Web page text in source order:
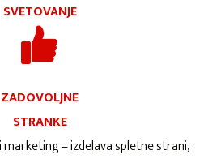
SVETOVANJE
ZADOVOLJNE
STRANKE
– izdelava spletne strani,